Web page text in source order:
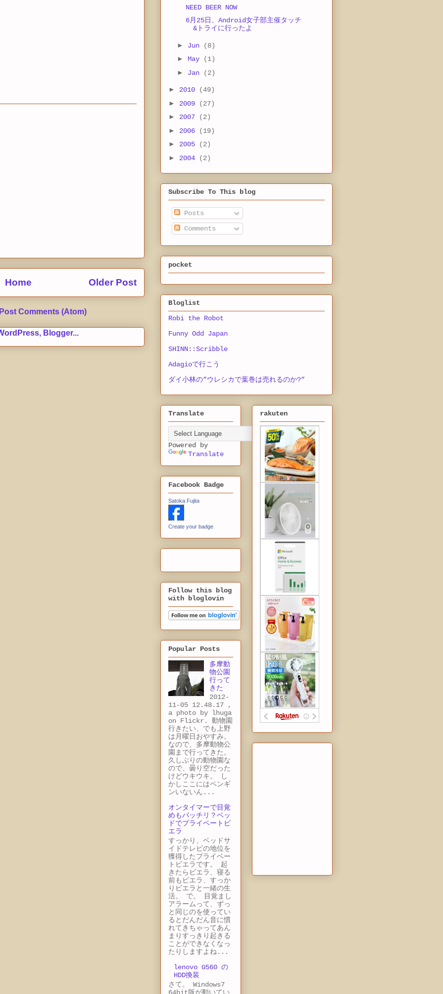
Older Post
Home
Post Comments (Atom)
NEED BEER NOW
6月25日、Android女子部主催タッチ
&トライに行ったよ
► Jun
(8)
► May
(1)
► Jan (2)
► 2010
(49)
► 2009
(27)
► 2007
(2)
► 2006
(19)
► 2005
(2)
► 2004 (2)
Subscribe To This blog
Posts
Comments
pocket
Bloglist
Robi the Robot
Funny Odd Japan
SHINN::Scribble
Adagioで行こう
ダイ小林の”ウレシカで葉巻は売れるのか?”
Translate
Powered by
Translate
Facebook Badge
Satoka Fujita
Create your badge
Follow this blog
with bloglovin
Popular Posts
多摩動
物公園
行って
きた
2012-
11-05 12.48.17 ,
a photo by lhuga
on Flickr. 動物園
行きたい、でも上野
は月曜日おやすみ。
なので、多摩動物公
園まで行ってきた。
久しぶりの動物園な
ので、曇り空だった
けどウキウキ。 し
かしここにはペンギ
ンいないん...
オンタイマーで目覚
めもバッチリ？ベッ
ドでプライベートビ
エラ
すっかり、ベッドサ
イドテレビの地位を
獲得したプライベー
トビエラです。 起
きたらビエラ、寝る
前もビエラ、すっか
りビエラと一緒の生
活。 で。 目覚まし
アラームって、ずっ
と同じのを使ってい
るとだんだん音に慣
れてきちゃってあん
まりすっきり起きる
ことができなくなっ
たりしますよね...
lenovo G560 の
HDD換装
さて。 Windows7
rakuten